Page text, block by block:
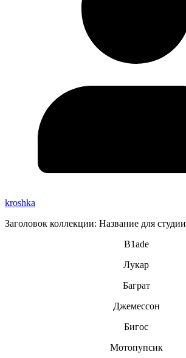
kroshka
Заголовок коллекции: Название для студии
B1ade
Лукар
Баграт
Джемессон
Бигос
Мотопупсик